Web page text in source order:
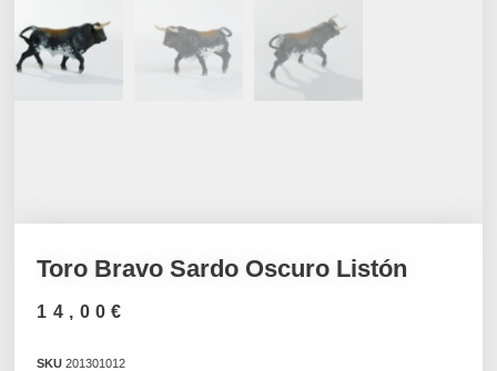
Toro Bravo Sardo Oscuro Listón
14,00€
SKU201301012